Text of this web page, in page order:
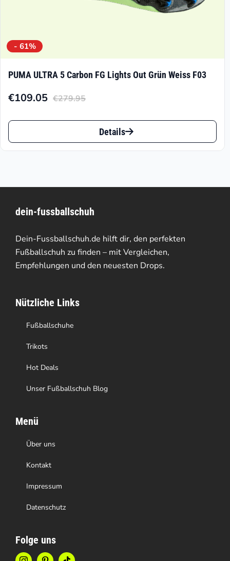
- 61%
PUMA ULTRA 5 Carbon FG Lights Out Grün Weiss F03
€279.95
Ursprünglicher
Preis
€279.95
€109.05
Aktueller
Preis
€109.05.
Dieses
Produkt
auf.
Die
Optionen
können
der
Produktseite
gewählt
werden
Details
dein-fussballschuh
Dein-Fussballschuh.de hilft dir, den perfekten
Fußballschuh zu finden – mit Vergleichen,
Empfehlungen und den neuesten Drops.
Nützliche Links
Fußballschuhe
Trikots
Hot Deals
Unser Fußballschuh Blog
Menü
Über uns
Kontakt
Impressum
Datenschutz
Folge uns